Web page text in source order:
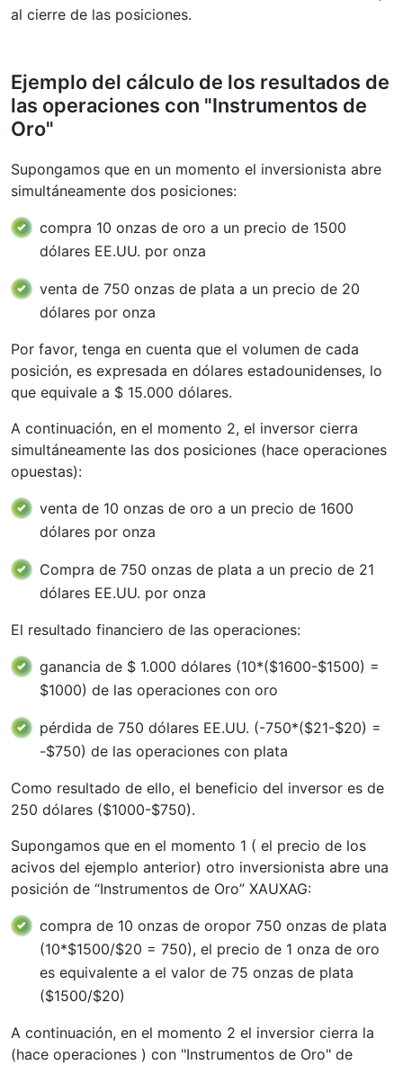
al cierre de las posiciones.
Ejemplo del cálculo de los resultados de
las operaciones con "Instrumentos de
Oro"
Supongamos que en un momento el inversionista abre
simultáneamente dos posiciones:
compra 10 onzas de oro a un precio de 1500
dólares EE.UU. por onza
venta de 750 onzas de plata a un precio de 20
dólares por onza
Por favor, tenga en cuenta que el volumen de cada
posición, es expresada en dólares estadounidenses, lo
que equivale a $ 15.000 dólares.
A continuación, en el momento 2, el inversor cierra
simultáneamente las dos posiciones (hace operaciones
opuestas):
venta de 10 onzas de oro a un precio de 1600
dólares por onza
Compra de 750 onzas de plata a un precio de 21
dólares EE.UU. por onza
El resultado financiero de las operaciones:
ganancia de $ 1.000 dólares (10*($1600-$1500) =
$1000) de las operaciones con oro
pérdida de 750 dólares EE.UU. (-750*($21-$20) =
-$750) de las operaciones con plata
Como resultado de ello, el beneficio del inversor es de
250 dólares ($1000-$750).
Supongamos que en el momento 1 ( el precio de los
acivos del ejemplo anterior) otro inversionista abre una
posición de “Instrumentos de Oro” XAUXAG:
compra de 10 onzas de oropor 750 onzas de plata
(10*$1500/$20 = 750), el precio de 1 onza de oro
es equivalente a el valor de 75 onzas de plata
($1500/$20)
A continuación, en el momento 2 el inversior cierra la
(hace operaciones ) con "Instrumentos de Oro" de